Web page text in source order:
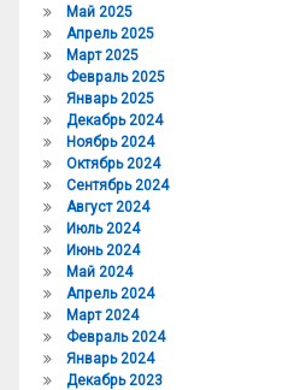
Май 2025
Апрель 2025
Март 2025
Февраль 2025
Январь 2025
Декабрь 2024
Ноябрь 2024
Октябрь 2024
Сентябрь 2024
Август 2024
Июль 2024
Июнь 2024
Май 2024
Апрель 2024
Март 2024
Февраль 2024
Январь 2024
Декабрь 2023